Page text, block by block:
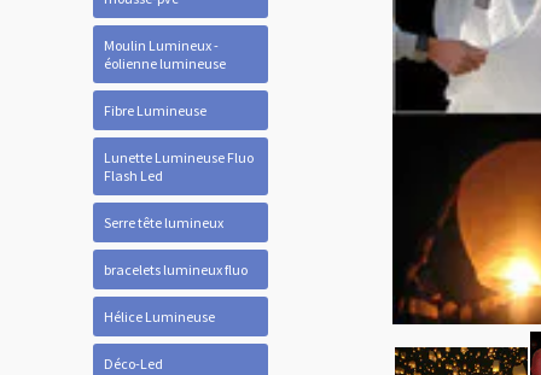
Moulin Lumineux -
éolienne lumineuse
Fibre Lumineuse
Lunette Lumineuse Fluo
Flash Led
Serre tête lumineux
bracelets lumineux fluo
Hélice Lumineuse
Déco-Led